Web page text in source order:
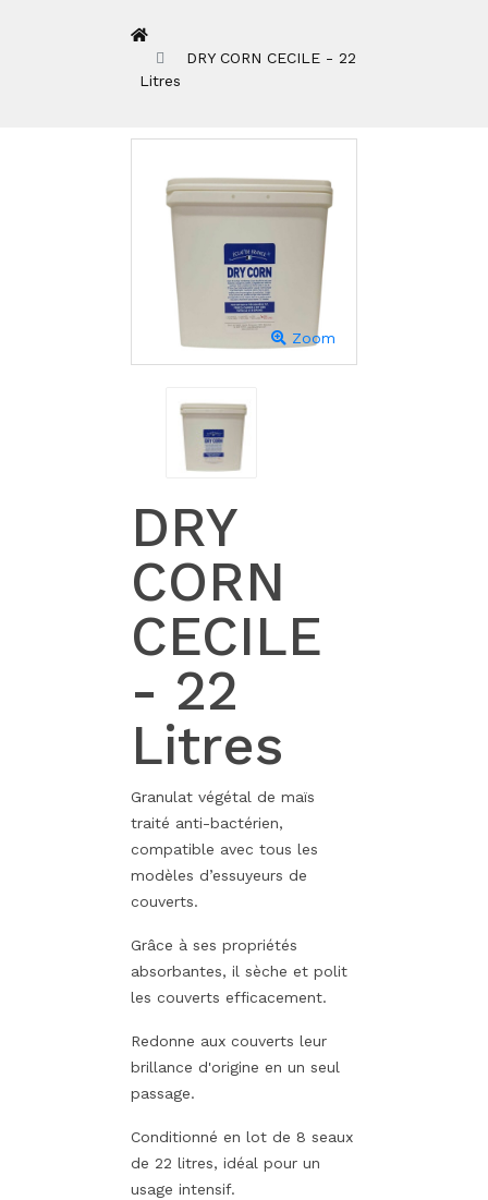
DRY CORN CECILE - 22
Litres
Zoom
DRY
CORN
CECILE
- 22
Litres
Granulat végétal de maïs
traité anti-bactérien,
compatible avec tous les
modèles d’essuyeurs de
couverts.
Grâce à ses propriétés
absorbantes, il sèche et polit
les couverts efficacement.
Redonne aux couverts leur
brillance d'origine en un seul
passage.
Conditionné en lot de 8 seaux
de 22 litres, idéal pour un
usage intensif.